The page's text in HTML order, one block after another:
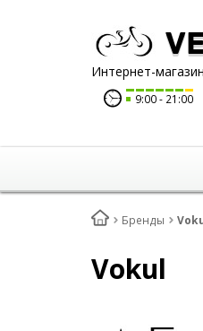
Интернет-
9:00 21:00
Бренды
Vokul